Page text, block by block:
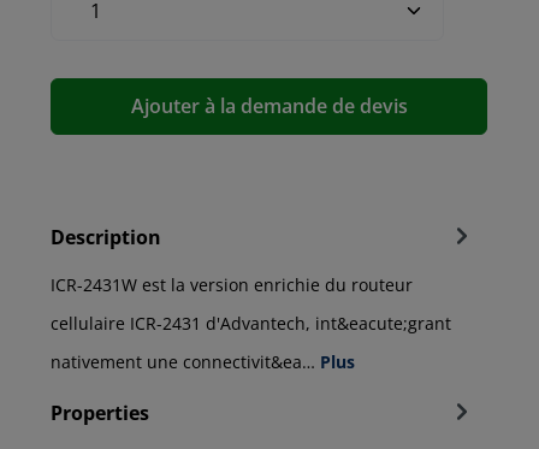
Ajouter à la demande de devis
Description
ICR-2431W est la version enrichie du routeur
cellulaire ICR-2431 d'Advantech, int&eacute;grant
nativement une connectivit&ea… Plus
Properties